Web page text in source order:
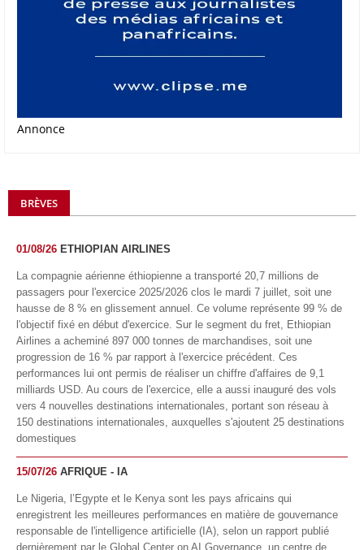
Annonce
BRÈVES
01/08/26 ETHIOPIAN AIRLINES
La compagnie aérienne éthiopienne a transporté 20,7 millions de
passagers pour l'exercice 2025/2026 clos le mardi 7 juillet, soit une
hausse de 8 % en glissement annuel. Ce volume représente 99 % de
l'objectif fixé en début d'exercice. Sur le segment du fret, Ethiopian
Airlines a acheminé 897 000 tonnes de marchandises, soit une
progression de 16 % par rapport à l'exercice précédent. Ces
performances lui ont permis de réaliser un chiffre d'affaires de 9,1
milliards USD. Au cours de l'exercice, elle a aussi inauguré des vols
vers 4 nouvelles destinations internationales, portant son réseau à
150 destinations internationales, auxquelles s'ajoutent 25 destinations
domestiques
15/07/26 AFRIQUE - IA
Le Nigeria, l’Egypte et le Kenya sont les pays africains qui
enregistrent les meilleures performances en matière de gouvernance
responsable de l'intelligence artificielle (IA), selon un rapport publié
dernièrement par le Global Center on AI Governance, un centre de